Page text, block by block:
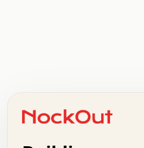
+   .   .   .   .   .   .